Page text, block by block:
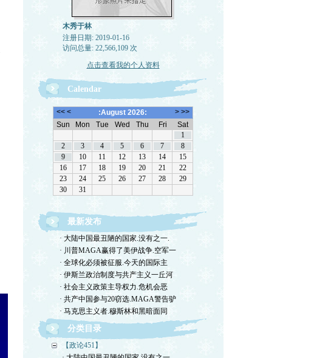
木秀于林
注册日期: 2019-01-16
访问总量: 22,566,109 次
点击查看我的个人资料
Calendar
最新发布
· 大陆中国最丑陋的国家.没有之一.
· 川普MAGA赢得了美伊战争.空军一
· 全球化必须被征服.今天的国际主
· 伊斯兰政治制度与共产主义一丘河
· 社会主义政策主导权力.危机会恶
· 共产中国参与20窃选.MAGA警告驴
· 马克思主义者.穆斯林和黑暗面同
分类目录
【政论451】